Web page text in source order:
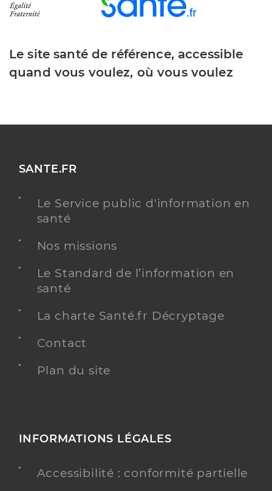
Le site santé de référence, accessible
quand vous voulez, où vous voulez
SANTE.FR
Le Service public d'information en
santé
Nos missions
Le Standard de l’information en
santé
La charte Santé.fr Décryptage
Contact
Plan du site
INFORMATIONS LÉGALES
Accessibilité : conformité partielle